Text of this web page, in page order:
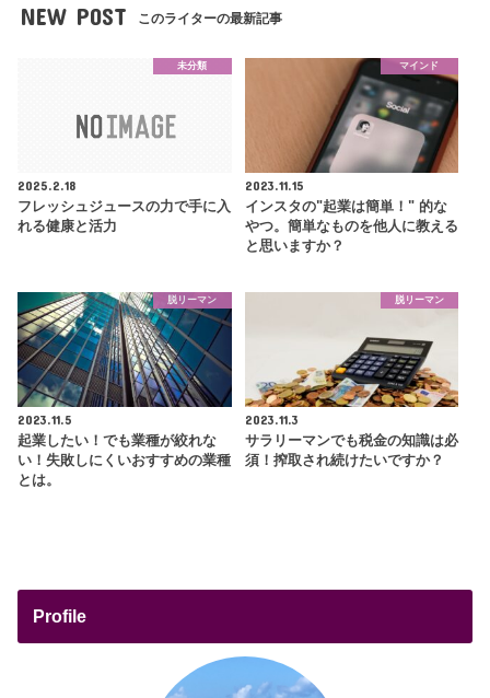
NEW POST このライターの最新記事
未分類
2025.2.18
フレッシュジュースの力で手に入
れる健康と活力
マインド
2023.11.15
インスタの"起業は簡単！" 的な
やつ。簡単なものを他人に教える
と思いますか？
脱リーマン
2023.11.5
起業したい！でも業種が絞れな
い！失敗しにくいおすすめの業種
とは。
脱リーマン
2023.11.3
サラリーマンでも税金の知識は必
須！搾取され続けたいですか？
Profile